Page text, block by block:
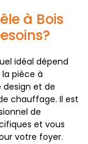
à Bois
idéal dépend
pièce à
et de
chauffage. Il est
de
et vous
votre foyer.